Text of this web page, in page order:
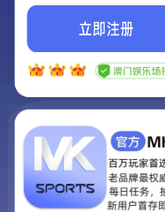
我们
它将